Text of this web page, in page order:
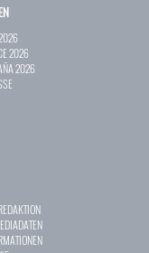
2026
2026